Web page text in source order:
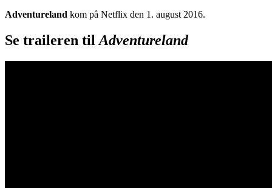
Adventureland kom på Netflix den 1. august 2016.
Se traileren til Adventureland